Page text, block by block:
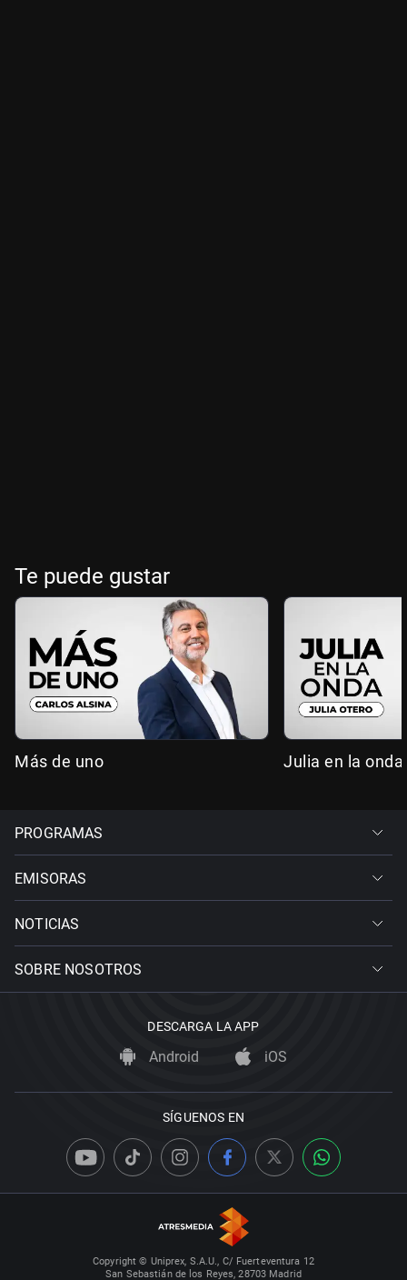
Te puede gustar
Más de uno Julia en la onda
PROGRAMAS
EMISORAS
NOTICIAS
SOBRE NOSOTROS
DESCARGA LA APP
Android iOS
SÍGUENOS EN
Copyright © Uniprex, S.A.U., C/ Fuerteventura 12
San Sebastián de los Reyes, 28703 Madrid